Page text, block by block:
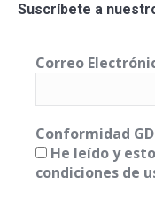
Suscríbete a
Correo
Conformidad
He leído y
condiciones de